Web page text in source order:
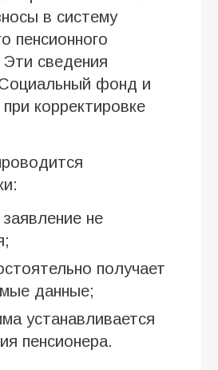
в систему
пенсионного
Эти сведения
фонд и
корректировке
не
получает
данные;
устанавливается
пенсионера.